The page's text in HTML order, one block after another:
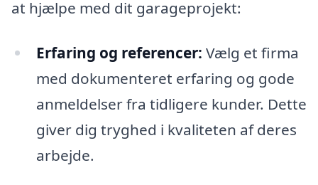
at hjælpe med dit garageprojekt:
Erfaring og referencer: Vælg et firma
med dokumenteret erfaring og gode
anmeldelser fra tidligere kunder. Dette
giver dig tryghed i kvaliteten af deres
arbejde.